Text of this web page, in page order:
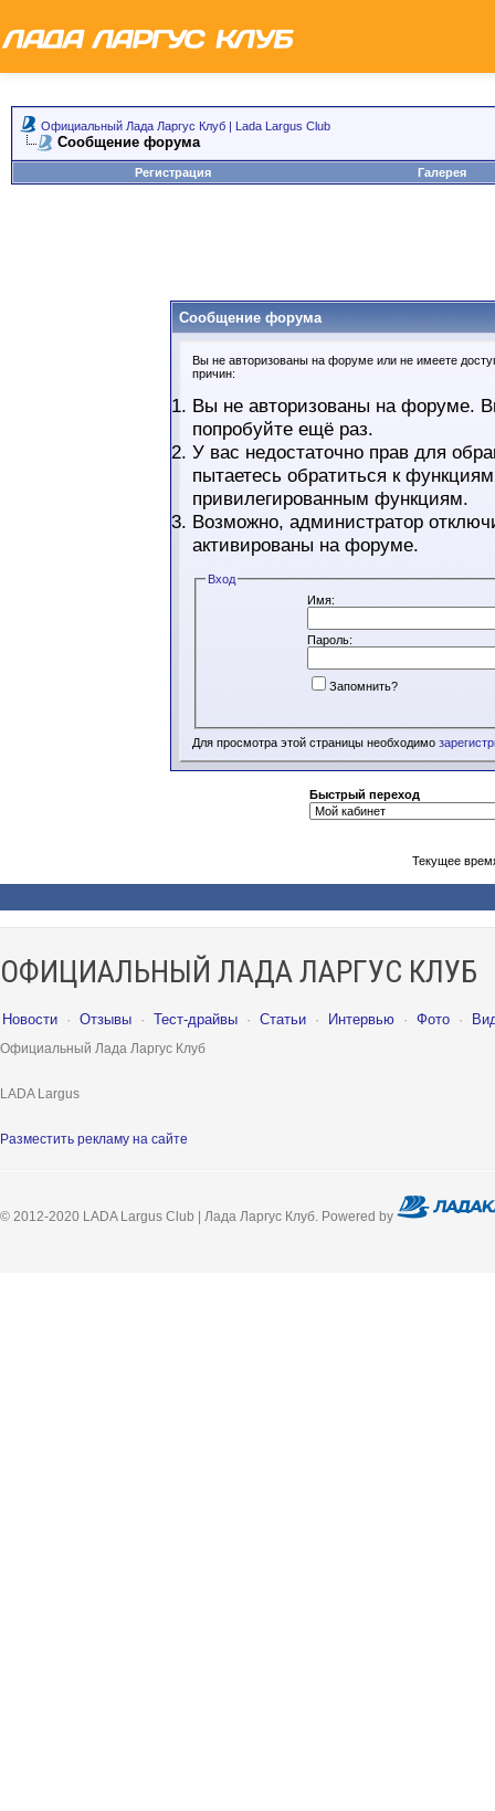
Официальный Лада Ларгус Клуб | Lada Largus Club
Сообщение форума
Регистрация Галерея
Сообщение форума
Вы не авторизованы на форуме или не имеете
причин:
Вы не авторизованы на форуме.
попробуйте ещё раз.
У вас недостаточно прав для
пытаетесь обратиться к
привилегированным функциям.
Возможно, администратор
активированы на форуме.
Вход
Имя:
Пароль:
Запомнить?
Для просмотра этой страницы необходимо
Быстрый переход
Текущее
ОФИЦИАЛЬНЫЙ ЛАДА ЛАРГУС КЛУБ
Новости · Отзывы · Тест-драйвы · Статьи · Интервью · Фото ·
Официальный Лада Ларгус Клуб
LADA Largus
Разместить рекламу на сайте
© 2012-2020 LADA Largus Club | Лада Ларгус Клуб. Powered by